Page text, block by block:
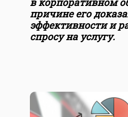
причине его
эффективности и
спросу на услугу.